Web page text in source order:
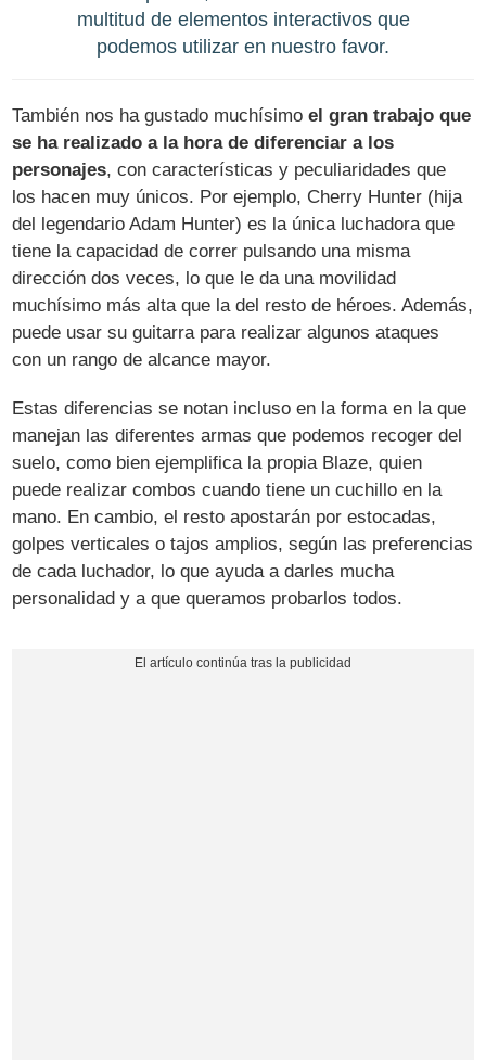
multitud de elementos interactivos que
podemos utilizar en nuestro favor.
También nos ha gustado muchísimoel gran trabajo que
se ha realizado a la hora de diferenciar a los
personajes, con características y peculiaridades que
los hacen muy únicos. Por ejemplo, Cherry Hunter (hija
del legendario Adam Hunter) es la única luchadora que
tiene la capacidad de correr pulsando una misma
dirección dos veces, lo que le da una movilidad
muchísimo más alta que la del resto de héroes. Además,
puede usar su guitarra para realizar algunos ataques
con un rango de alcance mayor.
Estas diferencias se notan incluso en la forma en la que
manejan las diferentes armas que podemos recoger del
suelo, como bien ejemplifica la propia Blaze, quien
puede realizar combos cuando tiene un cuchillo en la
mano. En cambio, el resto apostarán por estocadas,
golpes verticales o tajos amplios, según las preferencias
de cada luchador, lo que ayuda a darles mucha
personalidad y a que queramos probarlos todos.